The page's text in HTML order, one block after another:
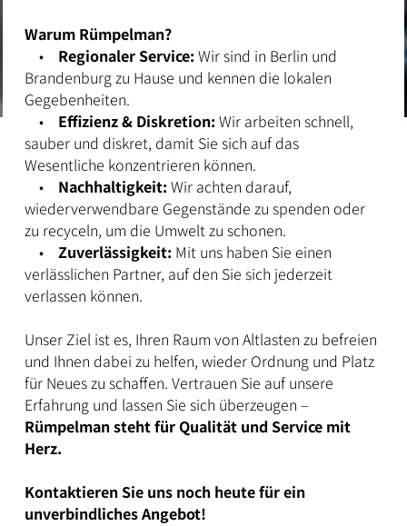
Warum Rümpelman?
• Regionaler Service: Wir sind in Berlin und
Brandenburg zu Hause und kennen die lokalen
Gegebenheiten.
• Effizienz & Diskretion:Wir arbeiten schnell,
sauber und diskret, damit Sie sich auf das
Wesentliche konzentrieren können.
•
Nachhaltigkeit:Wir achten darauf,
wiederverwendbare Gegenstände zu spenden oder
zu recyceln, um die Umwelt zu schonen.
•Zuverlässigkeit: Mit uns haben Sie einen
verlässlichen Partner, auf den Sie sich jederzeit
verlassen können.
Unser Ziel ist es, Ihren Raum von Altlasten zu befreien
und Ihnen dabei zu helfen, wieder Ordnung und Platz
für Neues zu schaffen. Vertrauen Sie auf unsere
Erfahrung und lassen Sie sich überzeugen –
Rümpelman steht für Qualität und Service mit
Herz.
Kontaktieren Sie uns noch heute für ein
unverbindliches Angebot!